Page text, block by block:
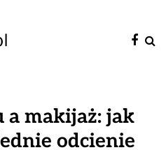
makijaż: jak
odcienie